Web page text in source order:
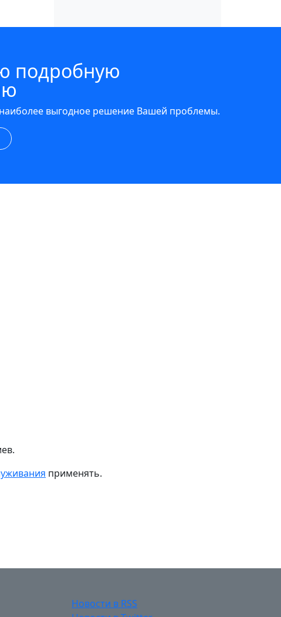
подробную
выгодное решение Вашей проблемы.
применять.
Новости в RSS